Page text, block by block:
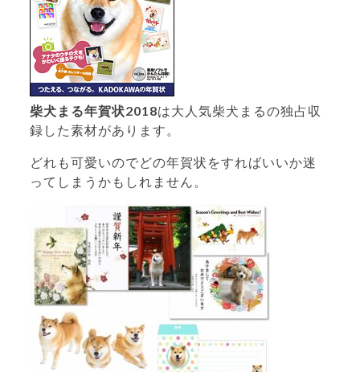
柴犬まる年賀状2018は大人気柴犬まるの独占収
録した素材があります。
どれも可愛いのでどの年賀状をすればいいか迷
ってしまうかもしれません。